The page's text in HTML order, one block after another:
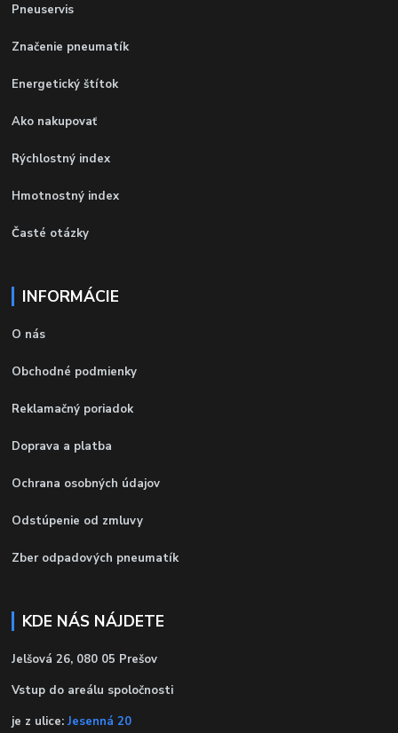
Pneuservis
Značenie pneumatík
Energetický štítok
Ako nakupovať
Rýchlostný index
Hmotnostný index
Časté otázky
INFORMÁCIE
O nás
Obchodné podmienky
Reklamačný poriadok
Doprava a platba
Ochrana osobných údajov
Odstúpenie od zmluvy
Zber odpadových pneumatík
KDE NÁS NÁJDETE
Jelšová 26, 080 05 Prešov
Vstup do areálu spoločnosti
je z ulice: Jesenná 20